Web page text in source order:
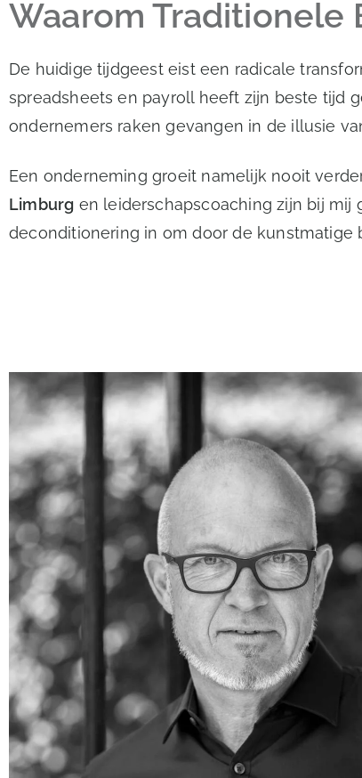
Waarom Traditionele
De huidige tijdgeest eist een radicale
spreadsheets en payroll heeft zijn beste tijd
ondernemers raken gevangen in de illusie
Een onderneming groeit namelijk nooit
Limburg en leiderschapscoaching zijn bij
deconditionering in om door de